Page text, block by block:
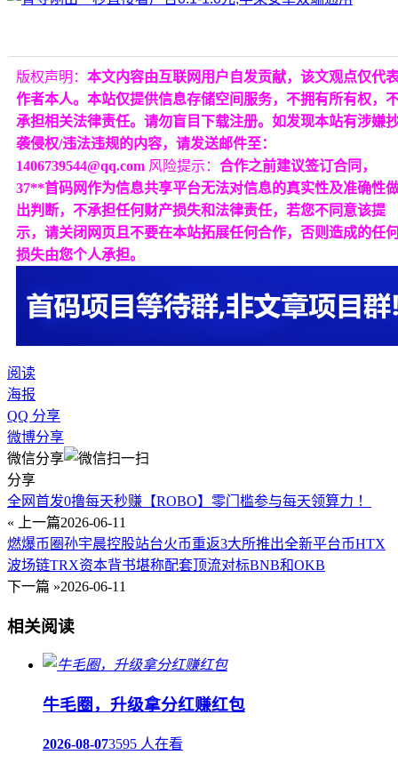
版权声明： 本文内容由互联网用户自发贡献，该文观点仅代
作者本人。本站仅提供信息存储空间服务，不拥有所有权，
承担相关法律责任。请勿盲目下载注册。如发现本站有涉嫌
袭侵权/违法违规的内容，请发送邮件至：
1406739544@qq.com 风险提示： 合作之前建议签订合同，
37**首码网作为信息共享平台无法对信息的真实性及准确性
出判断，不承担任何财产损失和法律责任，若您不同意该提
示，请关闭网页且不要在本站拓展任何合作，否则造成的任
损失由您个人承担。
阅读
海报
QQ 分享
微博分享
微信分享
分享
全网首发0撸每天秒赚【ROBO】零门槛参与每天领算力 ！
« 上一篇2026-06-11
燃爆币圈孙宇晨控股站台火币重返3大所推出全新平台币HTX
波场链TRX资本背书堪称配套顶流对标BNB和OKB
下一篇 »2026-06-11
相关阅读
牛毛圈，升级拿分红赚红包
2026-08-073595 人在看